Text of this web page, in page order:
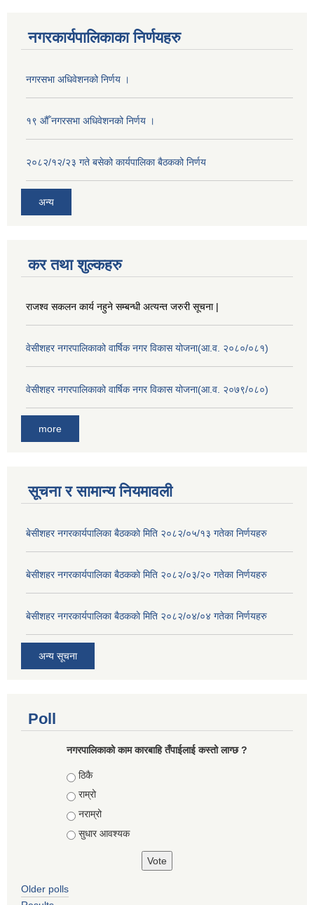
नगरकार्यपालिकाका निर्णयहरु
नगरसभा अधिवेशनको निर्णय ।
१९ औँ नगरसभा अधिवेशनको निर्णय ।
२०८२/१२/२३ गते बसेको कार्यपालिका बैठकको निर्णय
अन्य
कर तथा शुल्कहरु
राजश्व सकलन कार्य नहुने सम्बन्धी अत्यन्त जरुरी सूचना |
वेसीशहर नगरपालिकाको वार्षिक नगर विकास योजना(आ.व. २०८०/०८१)
वेसीशहर नगरपालिकाको वार्षिक नगर विकास योजना(आ.व. २०७९/०८०)
more
सूचना र सामान्य नियमावली
बे‍‍सीशहर नगरकार्यपालिका बैठककाे मिति २०८२/०५/१३ गतेका निर्णयहरु
बे‍‍सीशहर नगरकार्यपालिका बैठककाे मिति २०८२/०३/२० गतेका निर्णयहरु
बे‍‍सीशहर नगरकार्यपालिका बैठककाे मिति २०८२/०४/०४ गतेका निर्णयहरु
अन्य सूचना
Poll
नगरपालिकाको काम कारबाहि तँपाईलाई कस्तो लाग्छ ?
Choices
ठिकै
राम्रो
नराम्रो
सुधार आवश्यक
Older polls